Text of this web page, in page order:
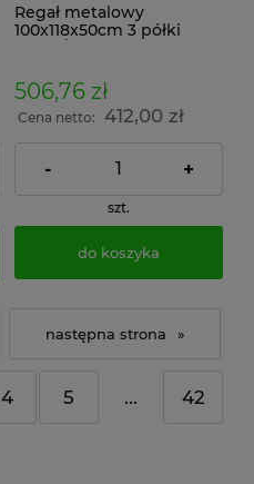
Regał metalowy
100x118x50cm 3 półki
dokumenty w archiwum i
do magazynu
506,76 zł
Cena netto: 412,00 zł
- +
szt.
do koszyka
4 5 ... 42
»